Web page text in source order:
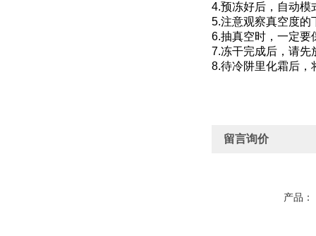
4.预冻好后，自动模
5.注意观察真空度的
6.抽真空时，一定要
7.冻干完成后，请先
8.待冷阱里化霜后，
留言询价
产品：